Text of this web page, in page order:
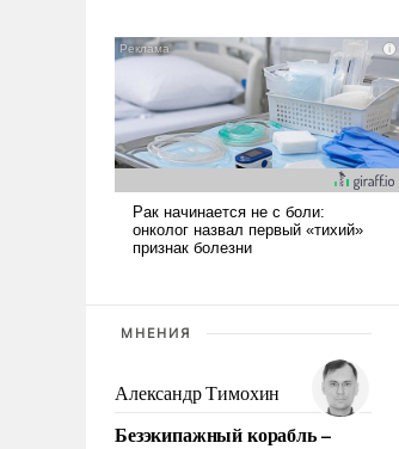
МНЕНИЯ
Александр Тимохин
Безэкипажный корабль –